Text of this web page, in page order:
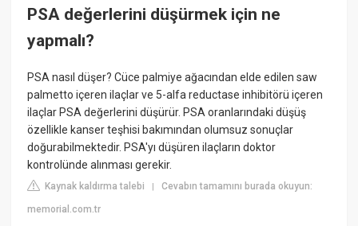
PSA değerlerini düşürmek için ne
yapmalı?
PSA nasıl düşer? Cüce palmiye ağacından elde edilen saw
palmetto içeren ilaçlar ve 5-alfa reductase inhibitörü içeren
ilaçlar PSA değerlerini düşürür. PSA oranlarındaki düşüş
özellikle kanser teşhisi bakımından olumsuz sonuçlar
doğurabilmektedir. PSA'yı düşüren ilaçların doktor
kontrolünde alınması gerekir.
Kaynak kaldırma talebi |Cevabın tamamını burada okuyun:
memorial.com.tr